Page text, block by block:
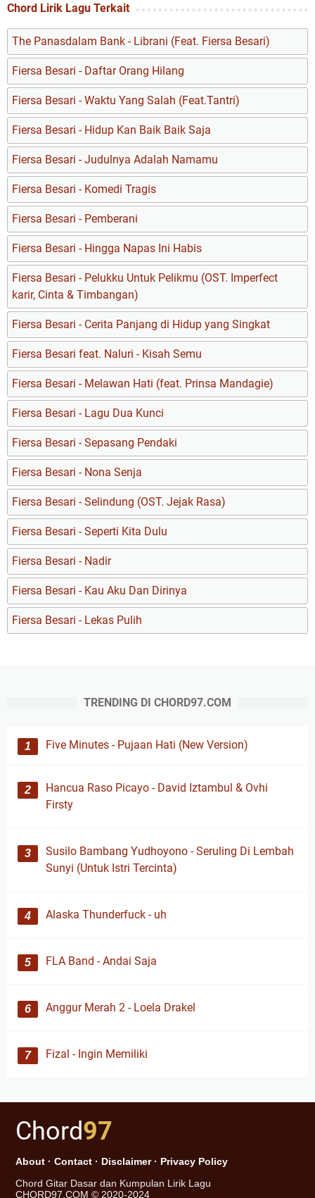
Chord Lirik Lagu Terkait
The Panasdalam Bank - Librani (Feat. Fiersa Besari)
Fiersa Besari - Daftar Orang Hilang
Fiersa Besari - Waktu Yang Salah (Feat.Tantri)
Fiersa Besari - Hidup Kan Baik Baik Saja
Fiersa Besari - Judulnya Adalah Namamu
Fiersa Besari - Komedi Tragis
Fiersa Besari - Pemberani
Fiersa Besari - Hingga Napas Ini Habis
Fiersa Besari - Pelukku Untuk Pelikmu (OST. Imperfect
karir, Cinta & Timbangan)
Fiersa Besari - Cerita Panjang di Hidup yang Singkat
Fiersa Besari feat. Naluri - Kisah Semu
Fiersa Besari - Melawan Hati (feat. Prinsa Mandagie)
Fiersa Besari - Lagu Dua Kunci
Fiersa Besari - Sepasang Pendaki
Fiersa Besari - Nona Senja
Fiersa Besari - Selindung (OST. Jejak Rasa)
Fiersa Besari - Seperti Kita Dulu
Fiersa Besari - Nadir
Fiersa Besari - Kau Aku Dan Dirinya
Fiersa Besari - Lekas Pulih
TRENDING DI CHORD97.COM
Five Minutes - Pujaan Hati (New Version)
Hancua Raso Picayo - David Iztambul & Ovhi
Firsty
Susilo Bambang Yudhoyono - Seruling Di Lembah
Sunyi (Untuk Istri Tercinta)
Alaska Thunderfuck - uh
FLA Band - Andai Saja
Anggur Merah 2 - Loela Drakel
Fizal - Ingin Memiliki
Chord97
About · Contact · Disclaimer· Privacy Policy
Chord Gitar Dasar dan Kumpulan Lirik Lagu
CHORD97.COM © 2020-2024